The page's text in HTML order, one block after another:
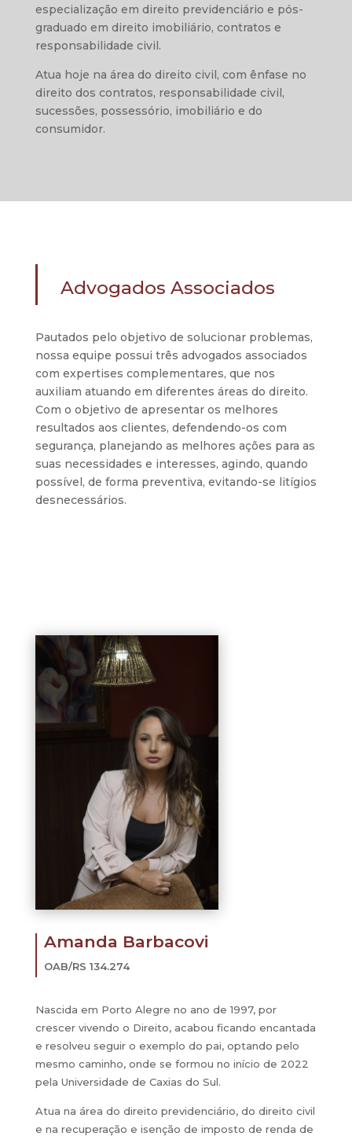
especialização em direito previdenciário e pós-
graduado em direito imobiliário, contratos e
responsabilidade civil.
Atua hoje na área do direito civil, com ênfase no
direito dos contratos, responsabilidade civil,
sucessões, possessório, imobiliário e do
consumidor.
Advogados Associados
Pautados pelo objetivo de solucionar problemas,
nossa equipe possui três advogados associados
com expertises complementares, que nos
auxiliam atuando em diferentes áreas do direito.
Com o objetivo de apresentar os melhores
resultados aos clientes, defendendo-os com
segurança, planejando as melhores ações para as
suas necessidades e interesses, agindo, quando
possível, de forma preventiva, evitando-se litígios
desnecessários.
Amanda Barbacovi
OAB/RS 134.274
Nascida em Porto Alegre no ano de 1997, por
crescer vivendo o Direito, acabou ficando encantada
e resolveu seguir o exemplo do pai, optando pelo
mesmo caminho, onde se formou no início de 2022
pela Universidade de Caxias do Sul.
Atua na área do direito previdenciário, do direito civil
e na recuperação e isenção de imposto de renda de